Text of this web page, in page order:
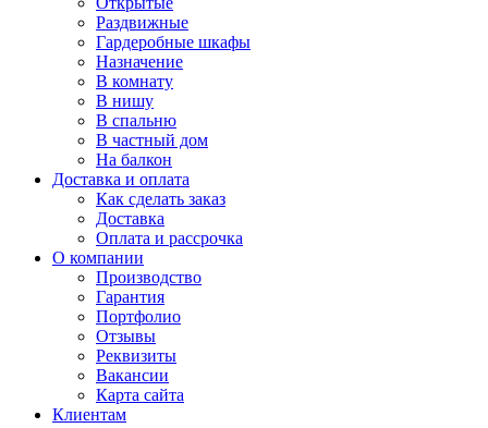
Раздвижные
Гардеробные шкафы
Назначение
В комнату
В нишу
В спальню
В частный дом
На балкон
Доставка и оплата
Как сделать заказ
Доставка
Оплата и рассрочка
О компании
Производство
Гарантия
Портфолио
Отзывы
Реквизиты
Вакансии
Карта сайта
Клиентам